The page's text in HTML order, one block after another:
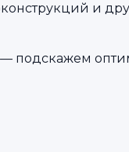
и
— подскажем